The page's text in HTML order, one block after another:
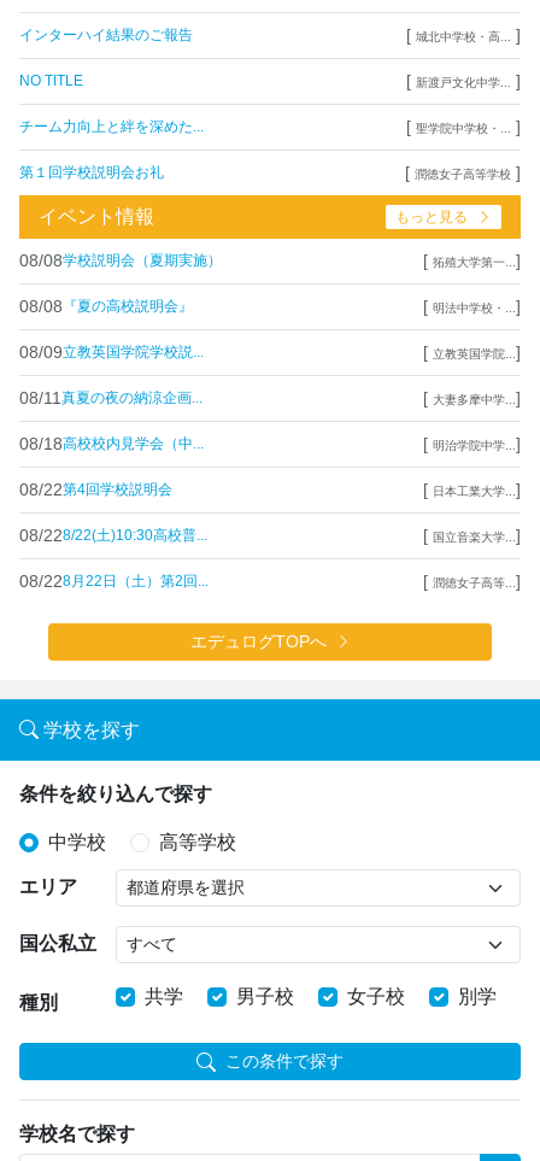
インターハイ結果のご報告 [ 城北中学校・高... ]
NO TITLE [ 新渡戸文化中学... ]
チーム力向上と絆を深めた... [ 聖学院中学校・... ]
第１回学校説明会お礼 [ 潤徳女子高等学校 ]
イベント情報 もっと見る
08/08学校説明会（夏期実施） [ 拓殖大学第一... ]
08/08 『夏の高校説明会』 [ 明法中学校・... ]
08/09立教英国学院学校説... [ 立教英国学院... ]
08/11 真夏の夜の納涼企画... [ 大妻多摩中学... ]
08/18高校校内見学会（中... [ 明治学院中学... ]
08/22第4回学校説明会 [ 日本工業大学... ]
08/228/22(土)10:30高校普... [ 国立音楽大学... ]
08/228月22日（土）第2回... [ 潤徳女子高等... ]
エデュログTOPへ
学校を探す
条件を絞り込んで探す
中学校 高等学校
エリア
国公私立
種別 共学 男子校 女子校 別学
この条件で探す
学校名で探す